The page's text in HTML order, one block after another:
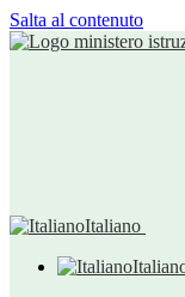
Salta al contenuto
Italiano